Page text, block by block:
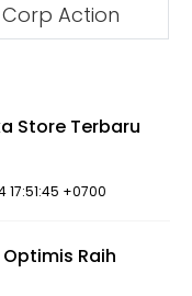
Corp Action
Store Terbaru
17:51:45 +0700
Optimis Raih